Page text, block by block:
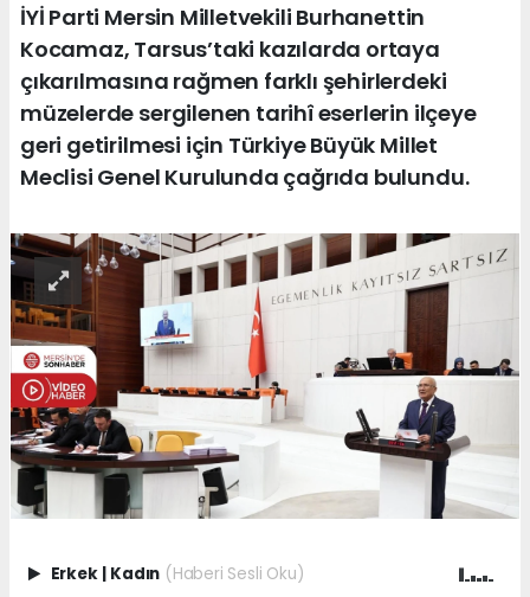
İYİ Parti Mersin Milletvekili Burhanettin
Kocamaz, Tarsus’taki kazılarda ortaya
çıkarılmasına rağmen farklı şehirlerdeki
müzelerde sergilenen tarihî eserlerin ilçeye
geri getirilmesi için Türkiye Büyük Millet
Meclisi Genel Kurulunda çağrıda bulundu.
Erkek Kadın (Haberi Sesli Oku)